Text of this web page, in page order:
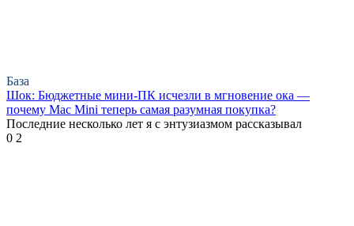
База
Шок: Бюджетные мини-ПК исчезли в мгновение ока —
почему Mac Mini теперь самая разумная покупка?
Последние несколько лет я с энтузиазмом рассказывал
0 2